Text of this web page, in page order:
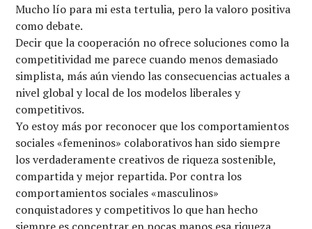
Mucho lío para mi esta tertulia, pero la valoro positiva
como debate.
Decir que la cooperación no ofrece soluciones como la
competitividad me parece cuando menos demasiado
simplista, más aún viendo las consecuencias actuales a
nivel global y local de los modelos liberales y
competitivos.
Yo estoy más por reconocer que los comportamientos
sociales «femeninos» colaborativos han sido siempre
los verdaderamente creativos de riqueza sostenible,
compartida y mejor repartida. Por contra los
comportamientos sociales «masculinos»
conquistadores y competitivos lo que han hecho